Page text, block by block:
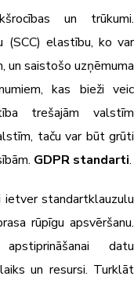
un trūkumi.
(SCC) elastību, ko var
un saistošo uzņēmuma
kas bieži veic
trešajām valstīm
taču var būt grūti
GDPR standarti.
ietver standartklauzulu
rūpīgu apsvēršanu.
datu
un resursi. Turklāt